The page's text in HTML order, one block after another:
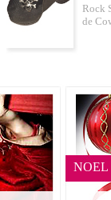
Rock
de
NOEL